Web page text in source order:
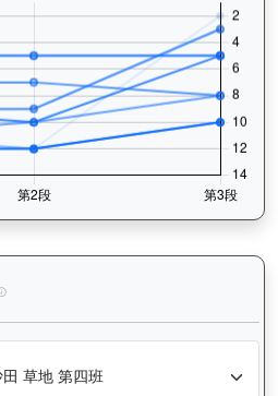
運來伍寶（J153）— 完成時間標準差